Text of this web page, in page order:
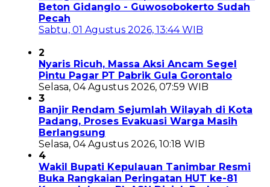
Beton Gidanglo - Guwosobokerto Sudah
Pecah
Sabtu, 01 Agustus 2026, 13:44 WIB
2
Nyaris Ricuh, Massa Aksi Ancam Segel
Pintu Pagar PT Pabrik Gula Gorontalo
Selasa, 04 Agustus 2026, 07:59 WIB
3
Banjir Rendam Sejumlah Wilayah di Kota
Padang, Proses Evakuasi Warga Masih
Berlangsung
Selasa, 04 Agustus 2026, 10:18 WIB
4
Wakil Bupati Kepulauan Tanimbar Resmi
Buka Rangkaian Peringatan HUT ke-81